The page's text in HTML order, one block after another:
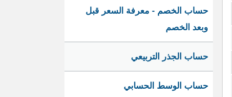
حساب الخصم - معرفة السعر قبل
وبعد الخصم
حساب الجذر التربيعي
حساب الوسط الحسابي